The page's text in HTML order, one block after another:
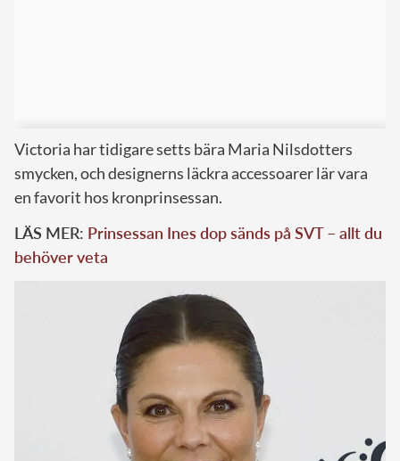
Victoria har tidigare setts bära Maria Nilsdotters
smycken, och designerns läckra accessoarer lär vara
en favorit hos kronprinsessan.
LÄS MER: Prinsessan Ines dop sänds på SVT – allt du
behöver veta